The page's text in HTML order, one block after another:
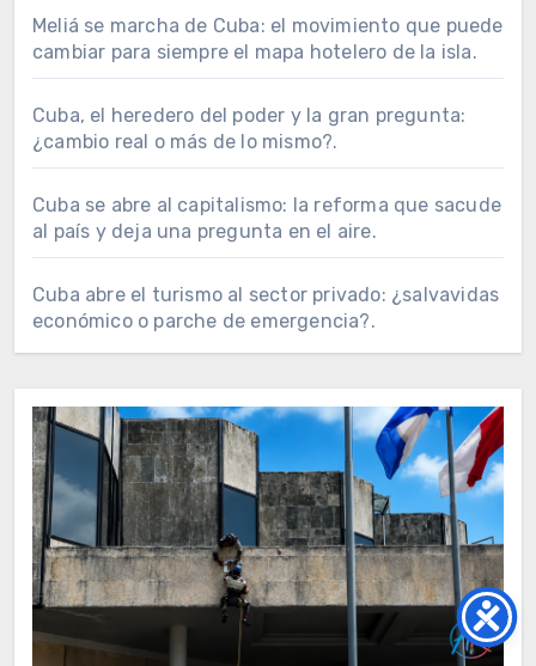
Meliá se marcha de Cuba: el movimiento que puede
cambiar para siempre el mapa hotelero de la isla.
Cuba, el heredero del poder y la gran pregunta:
¿cambio real o más de lo mismo?.
Cuba se abre al capitalismo: la reforma que sacude
al país y deja una pregunta en el aire.
Cuba abre el turismo al sector privado: ¿salvavidas
económico o parche de emergencia?.